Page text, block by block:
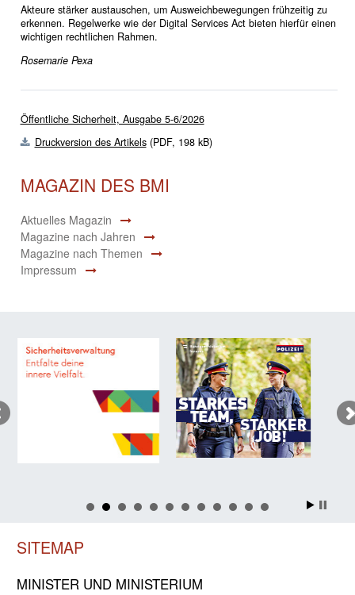
Akteure stärker austauschen, um Ausweichbewegungen frühzeitig zu
erkennen. Regelwerke wie der Digital Services Act bieten hierfür einen
wichtigen rechtlichen Rahmen.
Rosemarie Pexa
Öffentliche Sicherheit, Ausgabe 5-6/2026
Druckversion des Artikels(PDF, 198 kB)
MAGAZIN DES BMI
Aktuelles Magazin
Magazine nach Jahren
Magazine nach Themen
Impressum
SITEMAP
MINISTER UND MINIST­ERIUM